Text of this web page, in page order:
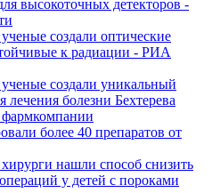
высокоточных детекторов -
создали оптические
к радиации - РИА
создали уникальный
лечения болезни Бехтерева
фармкомпании
более 40 препаратов от
нашли способ снизить
у детей с пороками